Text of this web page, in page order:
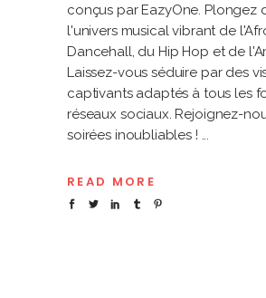
conçus par EazyOne. Plongez
l'univers musical vibrant de
Dancehall, du Hip Hop et de
Laissez-vous séduire par des
captivants adaptés à tous les
réseaux sociaux. Rejoignez-
soirées inoubliables !
READ MORE